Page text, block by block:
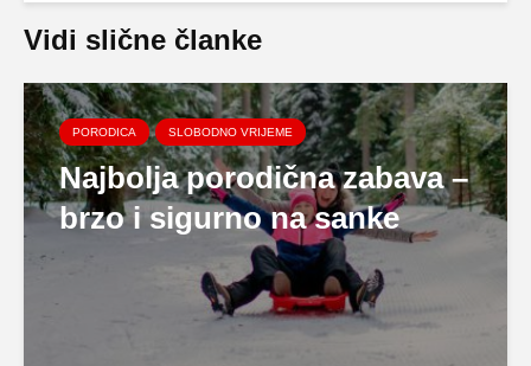
Vidi slične članke
PORODICA SLOBODNO VRIJEME
Najbolja porodična zabava –
brzo i sigurno na sanke